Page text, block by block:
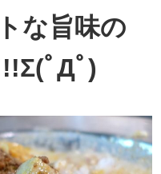
な旨味の
ﾟДﾟ)